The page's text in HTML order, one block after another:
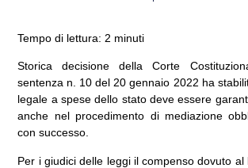
Tempo di lettura: 2 minuti
Storica decisione della Corte
sentenza n. 10 del 20 gennaio 2022 ha
legale a spese dello stato deve essere
anche nel procedimento di mediazione
con successo.
Per i giudici delle leggi il compenso dovuto al